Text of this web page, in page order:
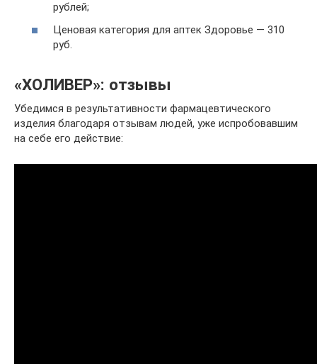
рублей;
Ценовая категория для аптек Здоровье — 310
руб.
«ХОЛИВЕР»: отзывы
Убедимся в результативности фармацевтического
изделия благодаря отзывам людей, уже испробовавшим
на себе его действие: